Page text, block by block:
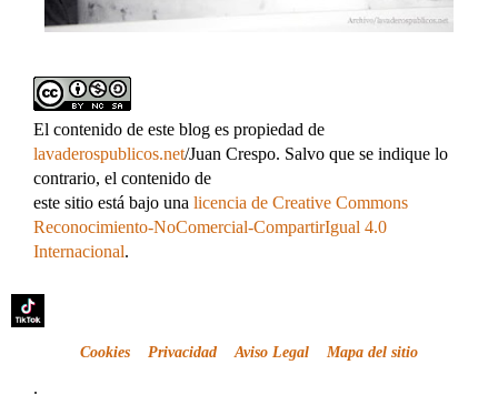
El contenido de este blog es propiedad de
lavaderospublicos.net/Juan Crespo. Salvo que se indique lo
contrario, el contenido de
este sitio está bajo una licencia de Creative Commons
Reconocimiento-NoComercial-CompartirIgual 4.0
Internacional.
Cookies Privacidad Aviso Legal Mapa del sitio
.